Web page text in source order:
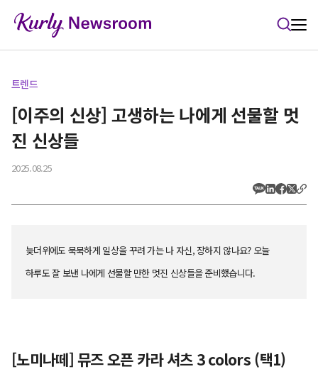
트렌드
[이주의 신상] 고생하는 나에게 선물할 멋
진 신상들
2025.08.25
늦더위에도 묵묵하게 일상을 꾸려 가는 나 자신, 장하지 않나요? 오늘
하루도 잘 보낸 나에게 선물할 만한 멋진 신상들을 준비했습니다.
[노미나떼] 뮤즈 오픈 카라 셔츠 3 colors (택1)